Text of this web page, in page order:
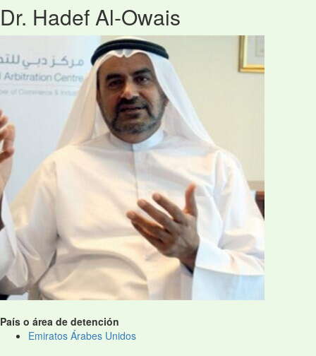
Dr. Hadef Al-Owais
País o área de detención
Emiratos Árabes Unidos